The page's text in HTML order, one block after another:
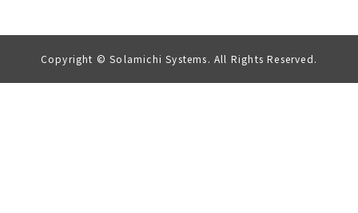
Copyright © Solamichi Systems. All Rights Reserved.